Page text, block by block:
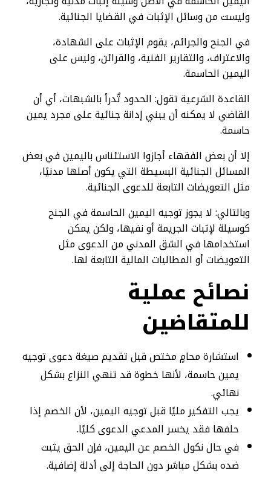
وليست من وسائل الإثبات في القضايا الجنائية.
في الجنح والجرائم، يقوم الإثبات على الشهادة،
والاعتراف، والتقارير الفنية، والقرائن، وليس على
اليمين الحاسمة.
القاعدة الشرعية تقول: الحدود تُدرأ بالشبهات، أي أن
القاضي لا يمكنه أن يبني إدانة جنائية على مجرد يمين
حاسمة.
إلا أن بعض الفقهاء أجازوا الاستئناس باليمين في بعض
المسائل الجنائية البسيطة التي يكون أصلها مدنيًا،
مثل التعويضات التابعة للدعوى الجنائية.
وبالتالي: لا يجوز توجيه اليمين الحاسمة في الجنح
كوسيلة لإثبات الجريمة أو نفيها، ولكن يمكن
استخدامها في الشق المدني من الدعوى مثل
التعويضات أو المطالبات المالية التابعة لها.
نصائح عملية
للمتقاضين
استشارة محامٍ مختص قبل تقديم صيغة دعوى توجيه
يمين حاسمة، لأنها خطوة قد تنهي النزاع بشكل
نهائي.
يجب التفكير مليًا قبل توجيه اليمين، لأن الخصم إذا
حلفها فقد يخسر المدعي الدعوى كليًا.
في حال نكول الخصم عن اليمين، فإن الحق يثبت
ضده بشكل مباشر دون الحاجة إلى أدلة إضافية.